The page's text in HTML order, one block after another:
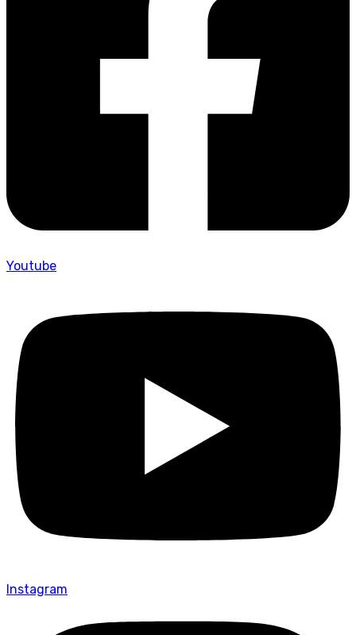
Youtube
Instagram